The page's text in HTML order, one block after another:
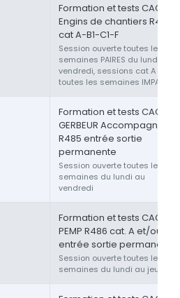
Formation et tests CACES®
Engins de chantiers R482
cat A-B1-C1-F
Session ouverte toutes les
semaines PAIRES du lundi au
vendredi, sessions cat A ou F
toutes les semaines IMPAIRES
Formation et tests CACES®
GERBEUR Accompagnant
R485 entrée sortie
permanente
Session ouverte toutes les
semaines du lundi au
vendredi
Formation et tests CACES®
PEMP R486 cat. A et/ou B
entrée sortie permanente
Session ouverte toutes les
semaines du lundi au jeudi